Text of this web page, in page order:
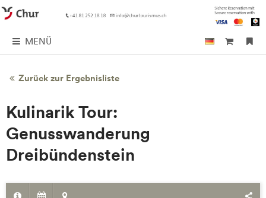
MENÜ
Zurück zur Ergebnisliste
Kulinarik Tour:
Genusswanderung
Dreibündenstein